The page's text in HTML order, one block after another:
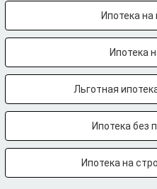
Ипотека на
Ипотека
Льготная
Ипотека без
Ипотека на